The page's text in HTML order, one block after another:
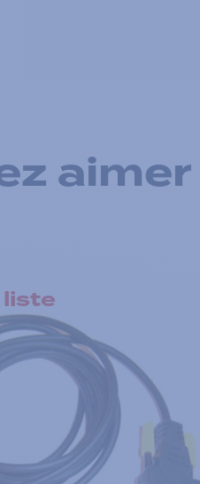
liste